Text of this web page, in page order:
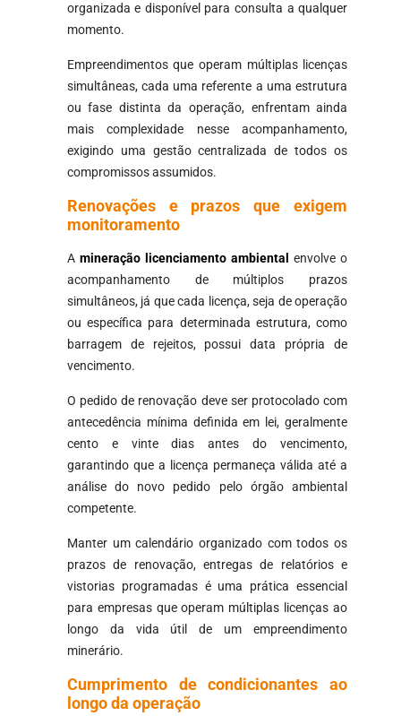
organizada e disponível para consulta a qualquer
momento.
Empreendimentos que operam múltiplas licenças
simultâneas, cada uma referente a uma estrutura
ou fase distinta da operação, enfrentam ainda
mais complexidade nesse acompanhamento,
exigindo uma gestão centralizada de todos os
compromissos assumidos.
Renovações e prazos que exigem
monitoramento
A mineração licenciamento ambiental
envolve o
acompanhamento de múltiplos prazos
simultâneos, já que cada licença, seja de operação
ou específica para determinada estrutura, como
barragem de rejeitos, possui data própria de
vencimento.
O pedido de renovação deve ser protocolado com
antecedência mínima definida em lei, geralmente
cento e vinte dias antes do vencimento,
garantindo que a licença permaneça válida até a
análise do novo pedido pelo órgão ambiental
competente.
Manter um calendário organizado com todos os
prazos de renovação, entregas de relatórios e
vistorias programadas é uma prática essencial
para empresas que operam múltiplas licenças ao
longo da vida útil de um empreendimento
minerário.
Cumprimento de condicionantes ao
longo da operação